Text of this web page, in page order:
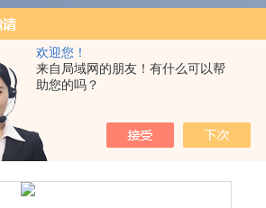
欢迎您！
来自局域网的朋友！有什么可以帮
助您的吗？
我的位置： >产品中心 >